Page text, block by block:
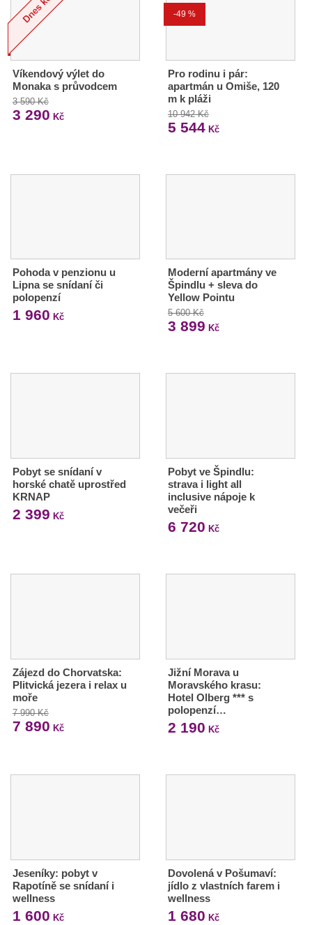
Víkendový výlet do
Monaka s průvodcem
3 590 Kč
3 290 Kč
-49 %
Pro rodinu i pár:
apartmán u Omiše, 120
m k pláži
10 942 Kč
5 544Kč
Pohoda v penzionu u
Lipna se snídaní či
polopenzí
1 960 Kč
Moderní apartmány ve
Špindlu + sleva do
Yellow Pointu
5 600 Kč
3 899 Kč
Pobyt se snídaní v
horské chatě uprostřed
KRNAP
2 399 Kč
Pobyt ve Špindlu:
strava i light all
inclusive nápoje k
večeři
6 720 Kč
Zájezd do Chorvatska:
Plitvická jezera i relax u
moře
7 990 Kč
7 890 Kč
Jižní Morava u
Moravského krasu:
Hotel Olberg *** s
polopenzí…
2 190 Kč
Jeseníky: pobyt v
Rapotíně se snídaní i
wellness
1 600 Kč
Dovolená v Pošumaví:
jídlo z vlastních farem i
wellness
1 680 Kč